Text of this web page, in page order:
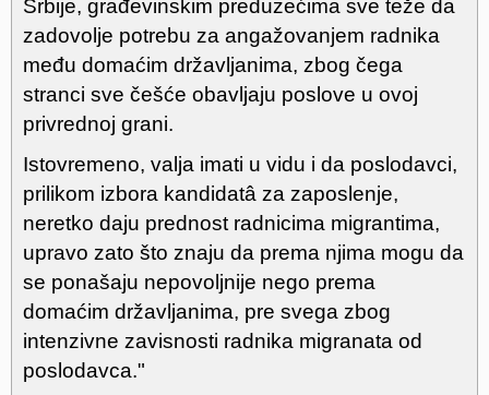
Srbije, građevinskim preduzećima sve teže da
zadovolje potrebu za angažovanjem radnika
među domaćim državljanima, zbog čega
stranci sve češće obavljaju poslove u ovoj
privrednoj grani.
Istovremeno, valja imati u vidu i da poslodavci,
prilikom izbora kandidatâ za zaposlenje,
neretko daju prednost radnicima migrantima,
upravo zato što znaju da prema njima mogu da
se ponašaju nepovoljnije nego prema
domaćim državljanima, pre svega zbog
intenzivne zavisnosti radnika migranata od
poslodavca."